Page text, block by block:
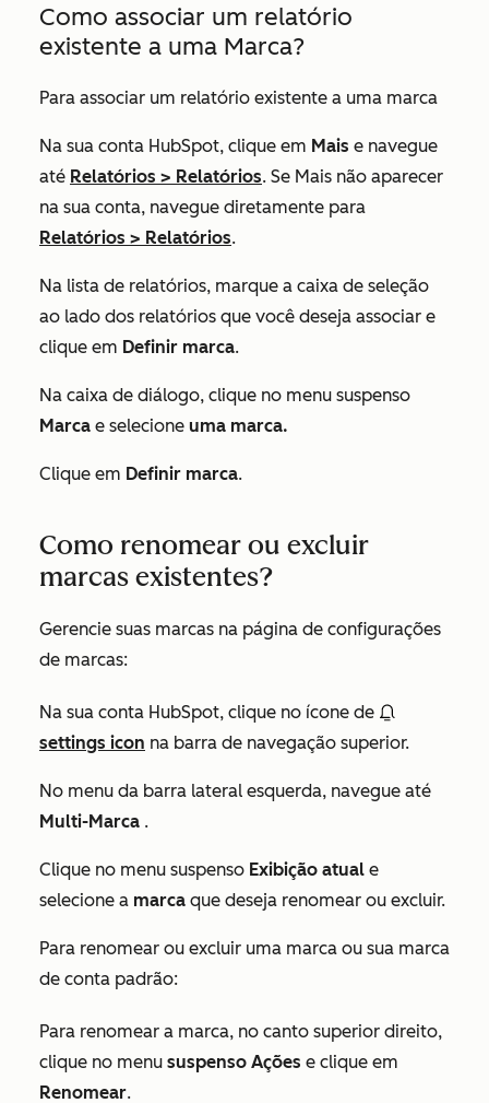
Como associar um relatório
existente a uma Marca?
Para associar um relatório existente a uma marca
Na sua conta HubSpot, clique em Mais e navegue
até Relatórios > Relatórios. Se Mais não aparecer
na sua conta, navegue diretamente para
Relatórios > Relatórios.
Na lista de relatórios, marque a caixa de seleção
ao lado dos relatórios que você deseja associar e
clique em Definir marca.
Na caixa de diálogo, clique no menu suspenso
Marca e selecione uma marca.
Clique em Definir marca.
Como renomear ou excluir
marcas existentes?
Gerencie suas marcas na página de configurações
de marcas:
Na sua conta HubSpot, clique no ícone de
settings icon na barra de navegação superior.
No menu da barra lateral esquerda, navegue até
Multi-Marca .
Clique no menu suspenso Exibição atual e
selecione a marca que deseja renomear ou excluir.
Para renomear ou excluir uma marca ou sua marca
de conta padrão:
Para renomear a marca, no canto superior direito,
clique no menu suspenso Ações e clique em
Renomear.